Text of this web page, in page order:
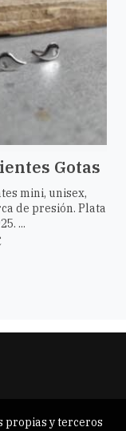
Gotas
mini, unisex,
de presión. Plata
...
propias y terceros